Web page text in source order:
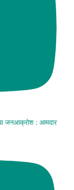
जनआक्रोश : आमदार